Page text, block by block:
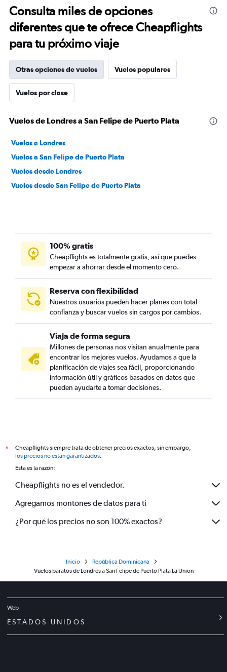
Consulta miles de opciones
diferentes que te ofrece Cheapflights
para tu próximo viaje
Otras opciones de vuelos Vuelos populares
Vuelos por clase
Vuelos de Londres a San Felipe de Puerto Plata
Vuelos a Londres
Vuelos a San Felipe de Puerto Plata
Vuelos desde Londres
Vuelos desde San Felipe de Puerto Plata
100% gratis
Cheapflights es totalmente gratis, así que puedes
empezar a ahorrar desde el momento cero.
Reserva con flexibilidad
Nuestros usuarios pueden hacer planes con total
confianza y buscar vuelos sin cargos por cambios.
Viaja de forma segura
Millones de personas nos visitan anualmente para
encontrar los mejores vuelos. Ayudamos a que la
planificación de viajes sea fácil, proporcionando
información útil y gráficos basados en datos que
pueden ayudarte a tomar decisiones.
*
Cheapflights siempre trata de obtener precios exactos, sin embargo,
los precios no están garantizados.
Esta es la razón:
Cheapflights no es el vendedor.
Agregamos montones de datos para ti
¿Por qué los precios no son 100% exactos?
Inicio
República Dominicana
Vuelos baratos de Londres a San Felipe de Puerto Plata La Union
Web
ESTADOS UNIDOS